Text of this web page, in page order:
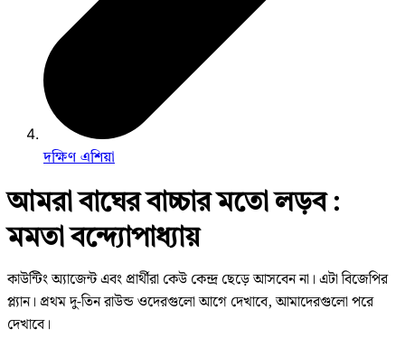
দক্ষিণ এশিয়া
আমরা বাঘের বাচ্চার মতো লড়ব :
মমতা বন্দ্যোপাধ্যায়
কাউন্টিং অ্যাজেন্ট এবং প্রার্থীরা কেউ কেন্দ্র ছেড়ে আসবেন না। এটা বিজেপির
প্ল্যান। প্রথম দু-তিন রাউন্ড ওদেরগুলো আগে দেখাবে, আমাদেরগুলো পরে
দেখাবে।